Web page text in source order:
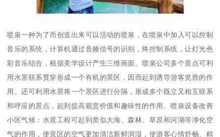
喷泉一种为了而创造出来可以活动的喷泉，在喷泉中加入可以控制
音乐的系统，计算机通过音频信号的识别，终控制系统，让灯光色
彩音乐结合，根据美学设计产生三维画面。喷泉公司多个景点可利
用水景联系贯穿形成一个有机的景区，因而起到诱导游客览胜的作
用。还可利用水景将一个景区进行分隔，形成多个既立又相互联系
和呼应的景点，起到提高观赏价值和趣味性的作用。喷泉设备改善
小区气候：水景工程可起到类似大海、森林、草原和河湖等净化空
气的作用，使景区的空气更加清洁新鲜润湿，使游客心情舒畅、精